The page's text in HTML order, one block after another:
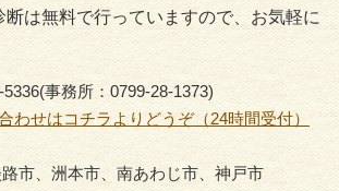
断は無料で行っていますので、お気軽に
5336(事務所：0799-28-1373)
わせはコチラよりどうぞ（24時間受付）
市、洲本市、南あわじ市、神戸市